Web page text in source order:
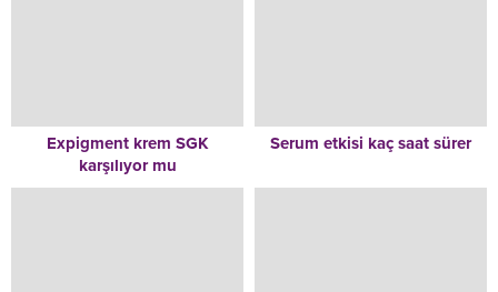
Expigment krem SGK
karşılıyor mu
Serum etkisi kaç saat sürer